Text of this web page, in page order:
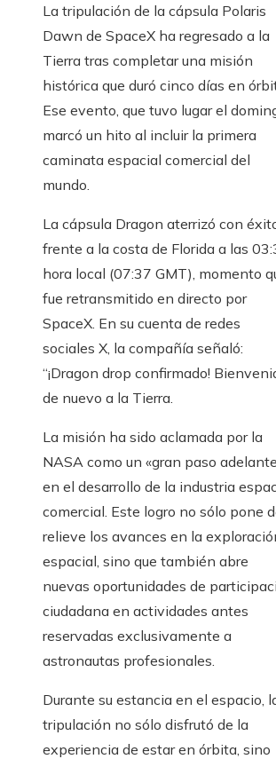
La tripulación de la cápsula Polaris
Dawn de SpaceX ha regresado a la
Tierra tras completar una misión
histórica que duró cinco días en
Ese evento, que tuvo lugar el
marcó un hito al incluir la primera
caminata espacial comercial del
mundo.
La cápsula Dragon aterrizó con
frente a la costa de Florida a las
hora local (07:37 GMT), momento
fue retransmitido en directo por
SpaceX. En su cuenta de redes
sociales X, la compañía señaló:
“¡Dragon drop confirmado!
de nuevo a la Tierra.
La misión ha sido aclamada por la
NASA como un «gran paso
en el desarrollo de la industria
comercial. Este logro no sólo pone
relieve los avances en la
espacial, sino que también abre
nuevas oportunidades de
ciudadana en actividades antes
reservadas exclusivamente a
astronautas profesionales.
Durante su estancia en el espacio,
tripulación no sólo disfrutó de la
experiencia de estar en órbita, sino